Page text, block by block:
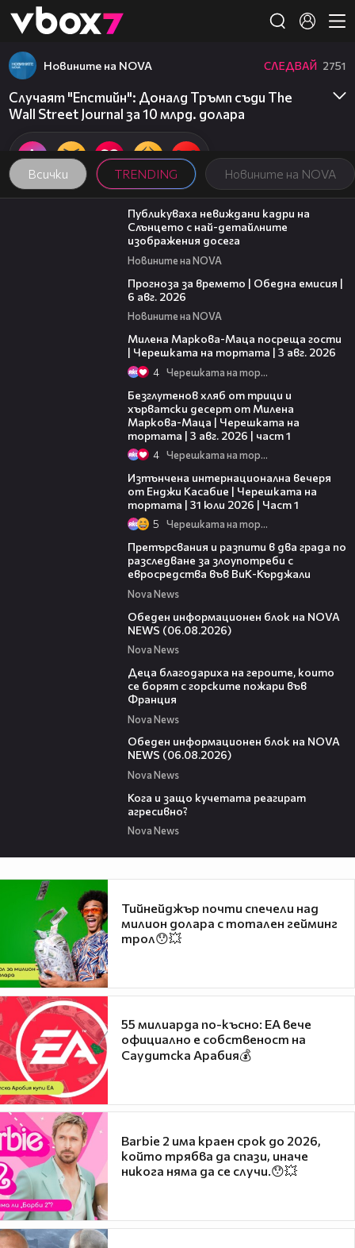
👾
Всички TRENDING Новините на NOVA
Новините на NOVA СЛЕДВАЙ 2751
Случаят "Епстийн": Доналд Тръмп съди The
Wall Street Journal за 10 млрд. долара
00:43
Публикуваха невиждани кадри на
Слънцето с най-детайлните
изображения досега
Новините на NOVA
Прогноза за времето | Обедна емисия |
6 авг. 2026
Новините на NOVA
Милена Маркова-Маца посреща гости
| Черешката на тортата | 3 авг. 2026
4 Черешката на тортата
Безглутенов хляб от трици и
хърватски десерт от Милена
Маркова-Маца | Черешката на
тортата | 3 авг. 2026 | част 1
4 Черешката на тортата
Изтънчена интернационална вечеря
от Енджи Касабие | Черешката на
тортата | 31 юли 2026 | Част 1
5 Черешката на тортата
Претърсвания и разпити в два града по
разследване за злоупотреби с
евросредства във ВиК-Кърджали
Nova News
Обеден информационен блок на NOVA
NEWS (06.08.2026)
Nova News
Деца благодариха на героите, които
се борят с горските пожари във
Франция
Nova News
Обеден информационен блок на NOVA
NEWS (06.08.2026)
Nova News
Кога и защо кучетата реагират
агресивно?
Nova News
Тийнейджър почти спечели над
милион долара с тотален гейминг
трол😯💥
55 милиарда по-късно: EA вече
официално е собственост на
Саудитска Арабия💰
Barbie 2 има краен срок до 2026,
който трябва да спази, иначе
никога няма да се случи.😯💥